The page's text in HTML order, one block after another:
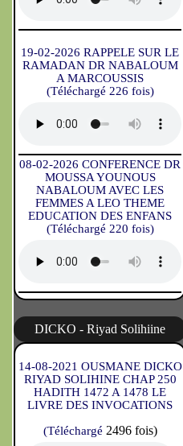
19-02-2026 RAPPELE SUR LE
RAMADAN DR NABALOUM
A MARCOUSSIS
(Téléchargé 226 fois)
08-02-2026 CONFERENCE DR
MOUSSA YOUNOUS
NABALOUM AVEC LES
FEMMES A LEO THEME
EDUCATION DES ENFANS
(Téléchargé 220 fois)
DICKO - Riyad Solihiine
14-08-2021 OUSMANE DICKO
RIYAD SOLIHINE CHAP 250
HADITH 1472 A 1478 LE
LIVRE DES INVOCATIONS
(Téléchargé 2496 fois)